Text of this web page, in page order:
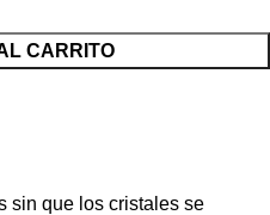
CARRITO
sin que los cristales se